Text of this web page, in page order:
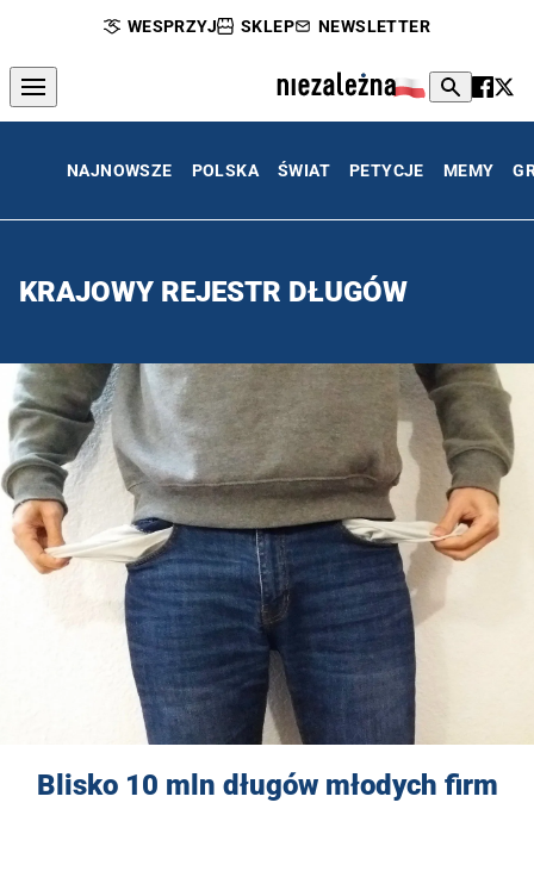
WESPRZYJ SKLEP NEWSLETTER
NAJNOWSZE POLSKA ŚWIAT PETYCJE MEMY
KRAJOWY REJESTR DŁUGÓW
Blisko 10 mln długów młodych firm